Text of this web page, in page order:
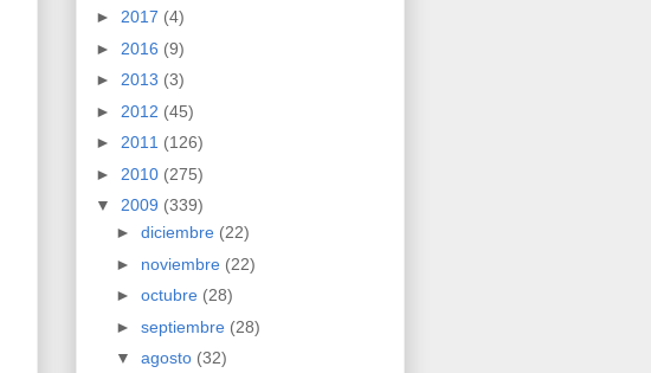
► 2017 (4)
► 2016 (9)
► 2013 (3)
► 2012 (45)
► 2011 (126)
► 2010 (275)
▼ 2009 (339)
► diciembre (22)
► noviembre (22)
► octubre (28)
► septiembre (28)
▼ agosto (32)